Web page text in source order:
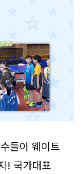
들이 웨이트
! 국가대표